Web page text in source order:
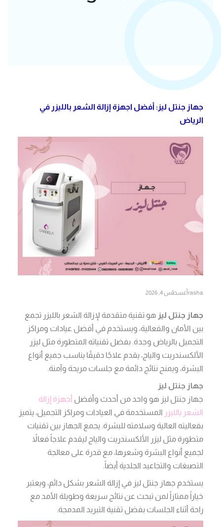
جهاز جنتل ليز: أفضل اجهزة إزالة الشعر بالليزر في
الرياض
rasha أغسطس 4, 2026
جهاز جنتل ليز هو تقنية متقدمة لإزالة الشعر بالليزر تجمع
بين الأمان والفعالية، ويستخدم في أفضل عيادات ومراكز
التجميل بالرياض وجدة. بفضل تقنياته المتطورة مثل ليزر
الألكسندريت والياج، يقدم علاجًا دقيقًا يناسب جميع أنواع
البشرة، ويمنح نتائج دائمة مع جلسات مريحة وآمنة.
جهاز جنتل ليز
جهاز جنتل ليز هو واحد من أحدث وأفضل أجهزة إزالة
الشعر بالليزر المستخدمة في العيادات ومراكز التجميل، يتميز
بفعاليته العالية وسلامته للبشرة. يجمع الجهاز بين تقنيات
متطورة مثل ليزر الألكسندريت والياج ليقدم علاجاً فعالاً
لجميع أنواع البشرة وشعرها، مع قدرة على معالجة
التصبغات والتجاعيد الجلدية أيضاً.
يستخدم جهاز جنتل ليز في إزالة الشعر بشكل دائم، ويعتبر
خياراً ممتازاً لمن تبحث عن نتائج سريعة وطويلة الأمد مع
راحة أثناء الجلسات بفضل تقنية التبريد المدمجة.